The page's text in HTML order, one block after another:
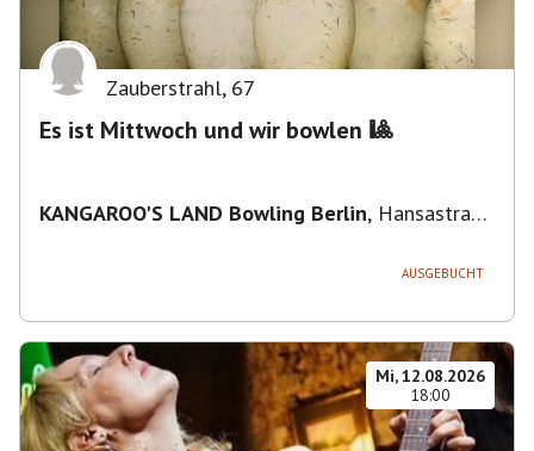
Zauberstrahl, 67
Es ist Mittwoch und wir bowlen 🎱
KANGAROO'S LAND Bowling Berlin, Hansastraße
AUSGEBUCHT
Mi, 12.08.2026
18:00